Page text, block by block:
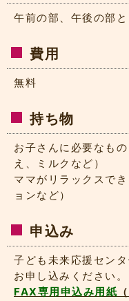
午前の部、午後の部
費用
無料
持ち物
お子さんに必要なも
え、ミルクなど）
ママがリラックスで
ョンなど）
申込み
子ども未来応援セン
お申し込みください。
FAX専用申込み用紙